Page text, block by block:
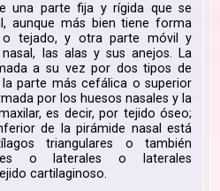
una parte fija y rígida que se
aunque más bien tiene forma
tejado, y otra parte móvil y
las alas y sus anejos. La
a su vez por dos tipos de
parte más cefálica o superior
por los huesos nasales y la
es decir, por tejido óseo;
de la pirámide nasal está
triangulares o también
o laterales o laterales
cartilaginoso.